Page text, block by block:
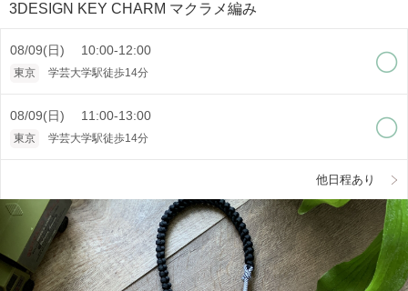
3DESIGN KEY CHARM マクラメ編み
08/09(日) 10:00-12:00
東京 学芸大学駅徒歩14分
08/09(日) 11:00-13:00
東京 学芸大学駅徒歩14分
他日程あり